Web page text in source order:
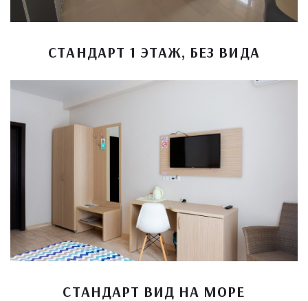
СТАНДАРТ 1 ЭТАЖ, БЕЗ ВИДА
СТАНДАРТ ВИД НА МОРЕ